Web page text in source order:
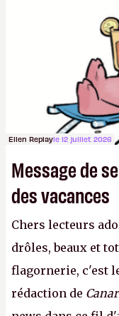
joueurs majeurs
aux adultes, qui
avec du pouvoir
Ellen Replayle 12 juillet 2026
Message de
des vacances
Chers lecteurs
drôles, beaux et
flagornerie, c'est
rédaction de